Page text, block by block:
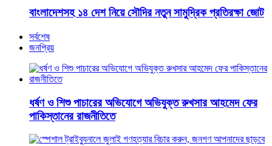
বাংলাদেশসহ ১৪ দেশ নিয়ে সৌদির নতুন সামুদ্রিক প্রতিরক্ষা জোট
সর্বশেষ
জনপ্রিয়
ধর্ষণ ও শিশু পাচারের অভিযোগে অভিযুক্ত রুখসার আহমেদ ফের
পাকিস্তানের রাজনীতিতে